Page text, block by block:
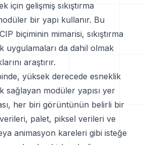
için gelişmiş sıkıştırma
bir yapı kullanır. Bu
biçiminin mimarisi, sıkıştırma
uygulamaları da dahil olmak
araştırır.
yüksek derecede esneklik
sağlayan modüler yapısı yer
her biri görüntünün belirli bir
palet, piksel verileri ve
animasyon kareleri gibi isteğe